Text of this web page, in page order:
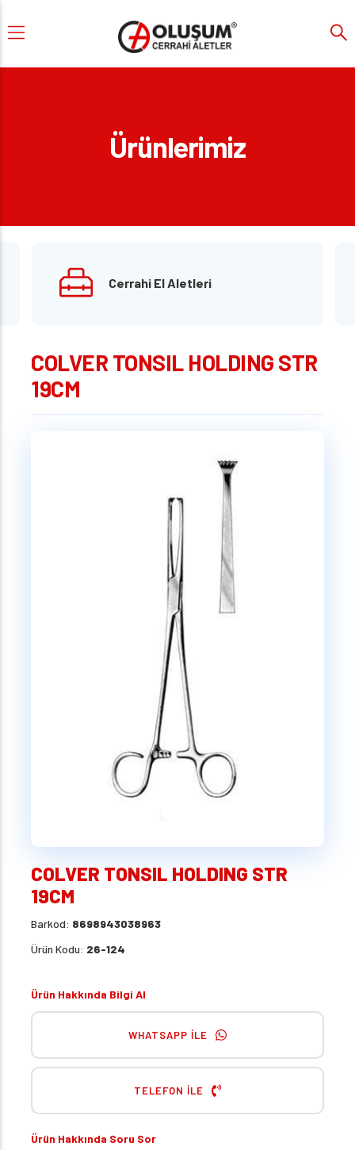
Ürünlerimiz
Cerrahi El Aletleri
COLVER TONSIL HOLDING STR
19CM
COLVER TONSIL HOLDING STR
19CM
Barkod: 8698943038963
Ürün Kodu: 26-124
Ürün Hakkında Bilgi Al
WHATSAPP İLE
TELEFON İLE
Ürün Hakkında Soru Sor